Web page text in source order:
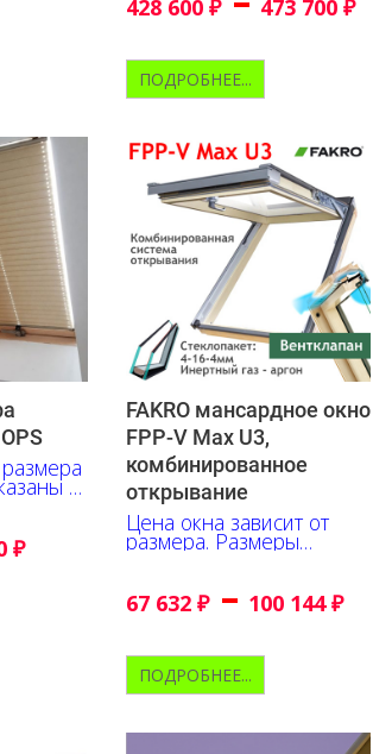
428 600 ₽ 473 700 ₽
ПОДРОБНЕЕ...
в
₽
FAKRO мансардное окно
FPP-V Max U3,
комбинированное
открывание
Цена окна зависит от
размера. Размеры
67 632 ₽ – 100 144₽
ПОДРОБНЕЕ...